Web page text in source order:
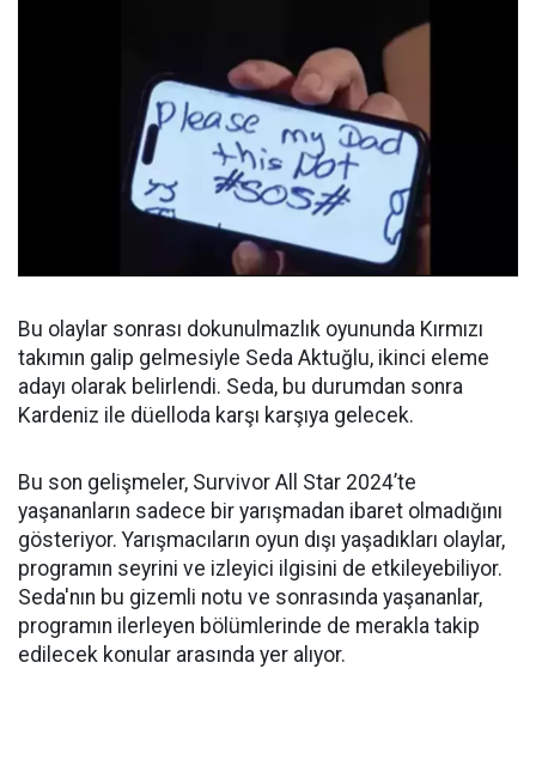
Bu olaylar sonrası dokunulmazlık oyununda Kırmızı
takımın galip gelmesiyle Seda Aktuğlu, ikinci eleme
adayı olarak belirlendi. Seda, bu durumdan sonra
Kardeniz ile düelloda karşı karşıya gelecek.
Bu son gelişmeler, Survivor All Star 2024’te
yaşananların sadece bir yarışmadan ibaret olmadığını
gösteriyor. Yarışmacıların oyun dışı yaşadıkları olaylar,
programın seyrini ve izleyici ilgisini de etkileyebiliyor.
Seda'nın bu gizemli notu ve sonrasında yaşananlar,
programın ilerleyen bölümlerinde de merakla takip
edilecek konular arasında yer alıyor.